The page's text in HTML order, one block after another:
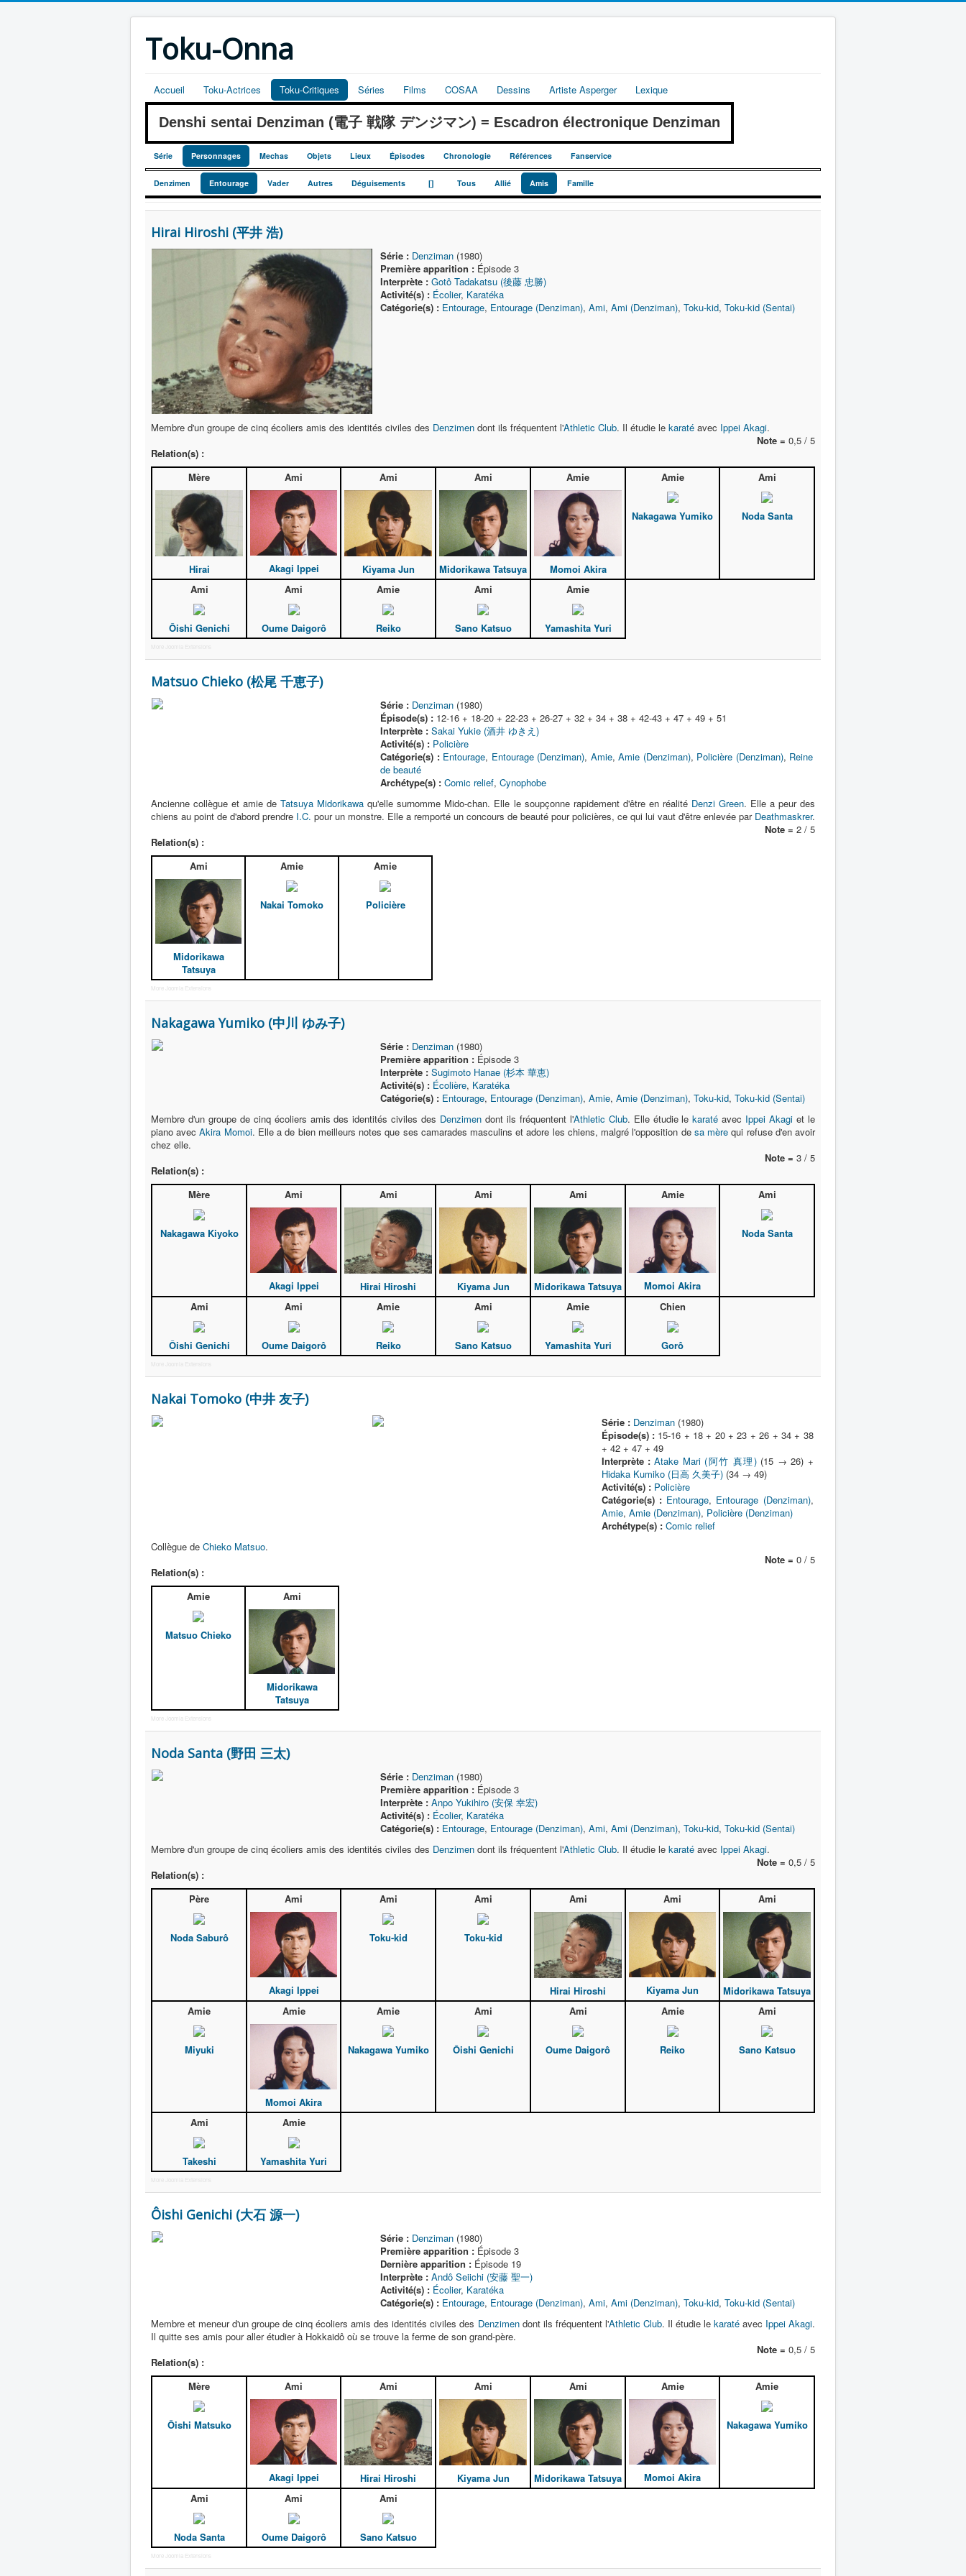
Toku-Onna
Accueil Toku-Actrices Toku-Critiques Séries Films COSAA Dessins Artiste Asperger Lexique
Denshi sentai Denziman (電子 戦隊 デンジマン) = Escadron électronique Denziman
Série Personnages Mechas Objets Lieux Épisodes Chronologie Références Fanservice
Denzimen Entourage Vader Autres Déguisements [] Tous Allié Amis Famille
Hirai Hiroshi (平井 浩)
Série : Denziman (1980)
Première apparition : Épisode 3
Interprète : Gotô Tadakatsu (後藤 忠勝)
Activité(s) : Écolier, Karatéka
Catégorie(s) : Entourage, Entourage (Denziman),Ami,Ami (Denziman),Toku-kid,Toku-kid (Sentai)
Membre d'un groupe de cinq écoliers amis des identités civiles des Denzimen dont ils fréquentent l'Athletic Club. Il étudie le karaté avec Ippei Akagi.
Note = 0,5 / 5
Relation(s) :
Mère
Hirai
Ami
Akagi Ippei
Ami
Kiyama Jun
Ami
Midorikawa Tatsuya
Amie
Momoi Akira
Amie
Nakagawa Yumiko
Ami
Noda Santa
Ami
Ôishi Genichi
Ami
Oume Daigorô
Amie
Reiko
Ami
Sano Katsuo
Amie
Yamashita Yuri
More Joomla Extensions
Matsuo Chieko (松尾 千恵子)
Série : Denziman (1980)
Épisode(s) : 12-16 + 18-20 + 22-23 + 26-27 + 32 + 34 + 38 + 42-43 + 47 + 49 + 51
Interprète : Sakai Yukie (酒井 ゆきえ)
Activité(s) : Policière
Catégorie(s) : Entourage, Entourage (Denziman), Amie,Amie (Denziman), Policière (Denziman), Reine
de beauté
Archétype(s) : Comic relief,Cynophobe
Ancienne collègue et amie deTatsuya Midorikawa qu'elle surnomme Mido-chan. Elle le soupçonne rapidement d'être en réalité Denzi Green. Elle a peur des
chiens au point de d'abord prendre I.C. pour un monstre. Elle a remporté un concours de beauté pour policières, ce qui lui vaut d'être enlevée par Deathmaskrer.
Note = 2 / 5
Relation(s) :
Ami
Midorikawa
Tatsuya
Amie
Nakai Tomoko
Amie
Policière
More Joomla Extensions
Nakagawa Yumiko (中川 ゆみ子)
Série : Denziman (1980)
Première apparition : Épisode 3
Interprète : Sugimoto Hanae (杉本 華恵)
Activité(s) : Écolière, Karatéka
Catégorie(s) : Entourage, Entourage (Denziman),Amie,Amie (Denziman),Toku-kid,Toku-kid (Sentai)
Membre d'un groupe de cinq écoliers amis des identités civiles des Denzimen dont ils fréquentent l'Athletic Club. Elle étudie lekaraté avec Ippei Akagi et le
piano avecAkira Momoi. Elle a de bien meilleurs notes que ses camarades masculins et adore les chiens, malgré l'opposition de sa mère qui refuse d'en avoir
chez elle.
Note = 3 / 5
Relation(s) :
Mère
Nakagawa Kiyoko
Ami
Akagi Ippei
Ami
Hirai Hiroshi
Ami
Kiyama Jun
Ami
Midorikawa Tatsuya
Amie
Momoi Akira
Ami
Noda Santa
Ami
Ôishi Genichi
Ami
Oume Daigorô
Amie
Reiko
Ami
Sano Katsuo
Amie
Yamashita Yuri
Chien
Gorô
More Joomla Extensions
Nakai Tomoko (中井 友子)
Série : Denziman(1980)
Épisode(s) :15-16 + 18 + 20 + 23 + 26 + 34 + 38
+ 42 + 47 + 49
Interprète : Atake Mari (阿竹 真理)(15 → 26) +
Hidaka Kumiko (日高 久美子)(34 → 49)
Activité(s) : Policière
Catégorie(s) : Entourage, Entourage (Denziman),
Amie, Amie (Denziman), Policière (Denziman)
Archétype(s) : Comic relief
Collègue de Chieko Matsuo.
Note = 0 / 5
Relation(s) :
Amie
Matsuo Chieko
Ami
Midorikawa
Tatsuya
More Joomla Extensions
Noda Santa (野田 三太)
Série : Denziman (1980)
Première apparition : Épisode 3
Interprète : Anpo Yukihiro (安保 幸宏)
Activité(s) : Écolier, Karatéka
Catégorie(s) : Entourage, Entourage (Denziman),Ami,Ami (Denziman),Toku-kid,Toku-kid (Sentai)
Membre d'un groupe de cinq écoliers amis des identités civiles des Denzimen dont ils fréquentent l'Athletic Club. Il étudie le karaté avec Ippei Akagi.
Note = 0,5 / 5
Relation(s) :
Père
Noda Saburô
Ami
Akagi Ippei
Ami
Toku-kid
Ami
Toku-kid
Ami
Hirai Hiroshi
Ami
Kiyama Jun
Ami
Midorikawa Tatsuya
Amie
Miyuki
Amie
Momoi Akira
Amie
Nakagawa Yumiko
Ami
Ôishi Genichi
Ami
Oume Daigorô
Amie
Reiko
Ami
Sano Katsuo
Ami
Takeshi
Amie
Yamashita Yuri
More Joomla Extensions
Ôishi Genichi (大石 源一)
Série : Denziman (1980)
Première apparition : Épisode 3
Dernière apparition : Épisode 19
Interprète : Andô Seiichi (安藤 聖一)
Activité(s) : Écolier, Karatéka
Catégorie(s) : Entourage, Entourage (Denziman),Ami,Ami (Denziman),Toku-kid,Toku-kid (Sentai)
Membre et meneur d'un groupe de cinq écoliers amis des identités civiles des Denzimendont ils fréquentent l'Athletic Club. Il étudie le karatéavec Ippei Akagi.
Il quitte ses amis pour aller étudier à Hokkaidô où se trouve la ferme de son grand-père.
Note = 0,5 / 5
Relation(s) :
Mère
Ôishi Matsuko
Ami
Akagi Ippei
Ami
Hirai Hiroshi
Ami
Kiyama Jun
Ami
Midorikawa Tatsuya
Amie
Momoi Akira
Amie
Nakagawa Yumiko
Ami
Noda Santa
Ami
Oume Daigorô
Ami
Sano Katsuo
More Joomla Extensions